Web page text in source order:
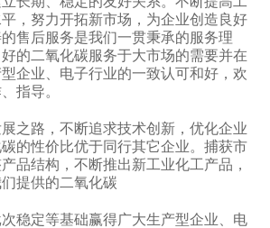
，努力开拓新市场，为企业创造良好
售后服务是我们一贯秉承的服务理
的二氧化碳服务于大市场的需要并在
企业、电子行业的一致认可和好，欢
指导。
之路，不断追求技术创新，优化企业
的性价比优于同行其它企业。捕获市
品结构，不断推出新工业化工产品，
提供的二氧化碳
稳定等基础赢得广大生产型企业、电